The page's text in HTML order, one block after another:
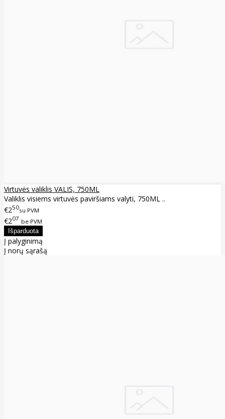
Virtuvės valiklis VALIS, 750ML
Valiklis visiems virtuvės paviršiams valyti, 750ML ..
€250su PVM
€207 be PVM
Į palyginimą
Į norų sąrašą